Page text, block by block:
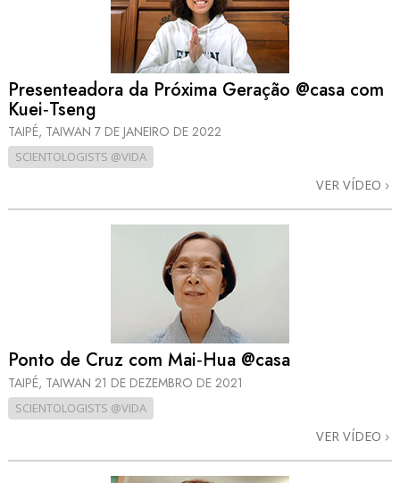
Presenteadora da Próxima Geração @casa com
Kuei‑Tseng
TAIPÉ, TAIWAN 7 DE JANEIRO DE 2022
SCIENTOLOGISTS @VIDA
VER VÍDEO
Ponto de Cruz com Mai‑Hua @casa
TAIPÉ, TAIWAN 21 DE DEZEMBRO DE 2021
SCIENTOLOGISTS @VIDA
VER VÍDEO